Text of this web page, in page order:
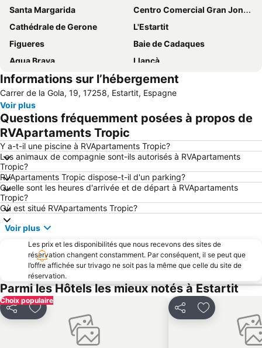
Santa Margarida
Centro Comercial Gran Jonquera
Cathédrale de Gerone
L'Estartit
Figueres
Baie de Cadaques
Aqua Brava
Llançà
Citadelle de Roses
Aéroport de Gérone-Costa Brava
Port de Rosas
Llafranc
Port de L' Escala
Lloret Beach
Castell de Begur
Marina de Empuriabrava
Plage de Saint Feliu de Guíxols
Lloret
Gare ferroviaire de Girone
Canyelles Petites
Platja d´Aro
L'Escala Empúries
Gran de Palamós
Sant Pere Pescador
Portbou
Golf Platja de Pals
Platja de Sant Pol
Cala Montgó Beach
La Fosca
L'estany de Banyoles
Plage de Port Bo
Fenals Beach
La Platja
Platja Sa Conca
Ruïnes d' Empúries
Ville Médiévale de Tossa de Mar
Informations sur l’hébergement
Carrer de la Gola, 19, 17258, Estartit, Espagne
Voir plus
Questions fréquemment posées à propos de
RVApartaments Tropic
Y a-t-il une piscine à RVApartaments Tropic?
Les animaux de compagnie sont-ils autorisés à RVApartaments
Tropic?
RVApartaments Tropic dispose-t-il d'un parking?
Quelle sont les heures d'arrivée et de départ à RVApartaments
Tropic?
Où est situé RVApartaments Tropic?
Voir plus
Les prix et les disponibilités que nous recevons des sites de
réservation changent constamment. Par conséquent, il se peut que
l’offre affichée sur trivago ne soit pas la même que celle du site de
réservation.
Parmi les Hôtels les mieux notés à Estartit
Choix populaire
PartagerAjouter à mes favoris PartagerAjouter à